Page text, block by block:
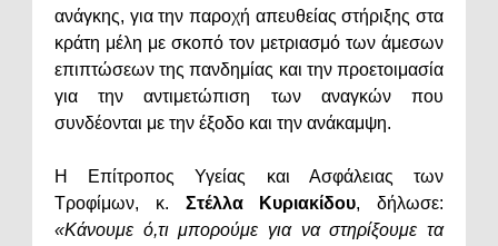
ανάγκης, για την παροχή απευθείας στήριξης στα
κράτη μέλη με σκοπό τον μετριασμό των άμεσων
επιπτώσεων της πανδημίας και την προετοιμασία
για την αντιμετώπιση των αναγκών που
συνδέονται με την έξοδο και την ανάκαμψη.
Η Επίτροπος Υγείας και Ασφάλειας των
Τροφίμων, κ. Στέλλα Κυριακίδου, δήλωσε:
«Κάνουμε ό,τι μπορούμε για να στηρίξουμε τα